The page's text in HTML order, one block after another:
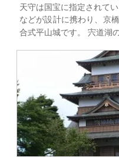
天守は国宝に指定されて
などが設計に携わり、京
合式平山城です。 宍道湖